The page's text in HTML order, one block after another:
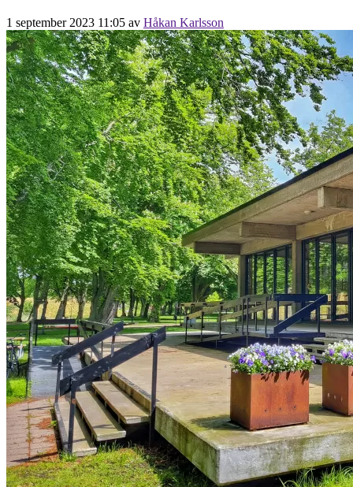
1 september 2023 11:05 av Håkan Karlsson